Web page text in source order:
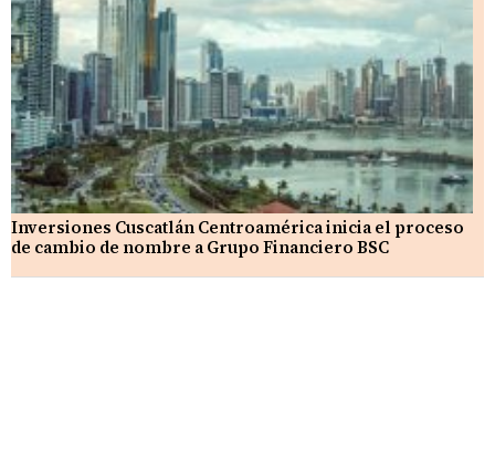
Inversiones Cuscatlán Centroamérica inicia el proceso
de cambio de nombre a Grupo Financiero BSC